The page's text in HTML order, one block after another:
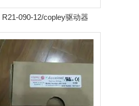
R21-090-12/copley驱动器